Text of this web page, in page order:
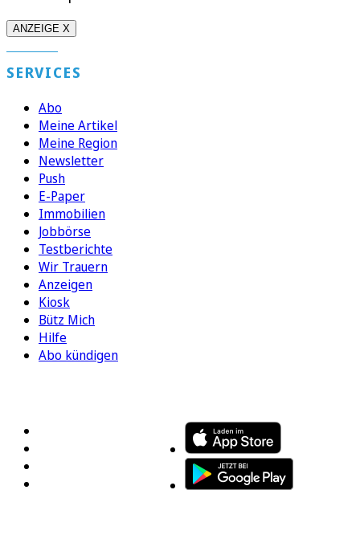
ANZEIGE X
SERVICES
Abo
Meine Artikel
Meine Region
Newsletter
Push
E-Paper
Immobilien
Jobbörse
Testberichte
Wir Trauern
Anzeigen
Kiosk
Bütz Mich
Hilfe
Abo kündigen